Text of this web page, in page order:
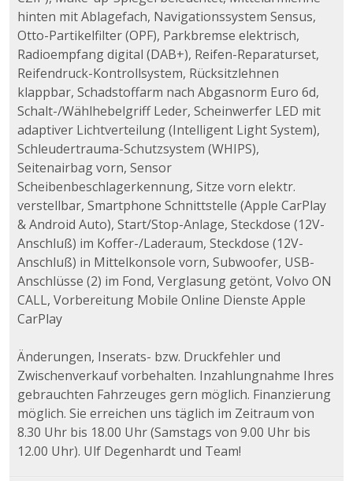
hinten mit Ablagefach, Navigationssystem Sensus,
Otto-Partikelfilter (OPF), Parkbremse elektrisch,
Radioempfang digital (DAB+), Reifen-Reparaturset,
Reifendruck-Kontrollsystem, Rücksitzlehnen
klappbar, Schadstoffarm nach Abgasnorm Euro 6d,
Schalt-/Wählhebelgriff Leder, Scheinwerfer LED mit
adaptiver Lichtverteilung (Intelligent Light System),
Schleudertrauma-Schutzsystem (WHIPS),
Seitenairbag vorn, Sensor
Scheibenbeschlagerkennung, Sitze vorn elektr.
verstellbar, Smartphone Schnittstelle (Apple CarPlay
& Android Auto), Start/Stop-Anlage, Steckdose (12V-
Anschluß) im Koffer-/Laderaum, Steckdose (12V-
Anschluß) in Mittelkonsole vorn, Subwoofer, USB-
Anschlüsse (2) im Fond, Verglasung getönt, Volvo ON
CALL, Vorbereitung Mobile Online Dienste Apple
CarPlay
Änderungen, Inserats- bzw. Druckfehler und
Zwischenverkauf vorbehalten. Inzahlungnahme Ihres
gebrauchten Fahrzeuges gern möglich. Finanzierung
möglich. Sie erreichen uns täglich im Zeitraum von
8.30 Uhr bis 18.00 Uhr (Samstags von 9.00 Uhr bis
12.00 Uhr). Ulf Degenhardt und Team!